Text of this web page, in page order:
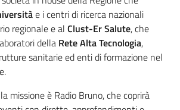
e i centri di ricerca nazionali
regionale e al Clust-Er Salute, che
della Rete Alta Tecnologia,
sanitarie ed enti di formazione nel
missione è Radio Bruno, che coprirà